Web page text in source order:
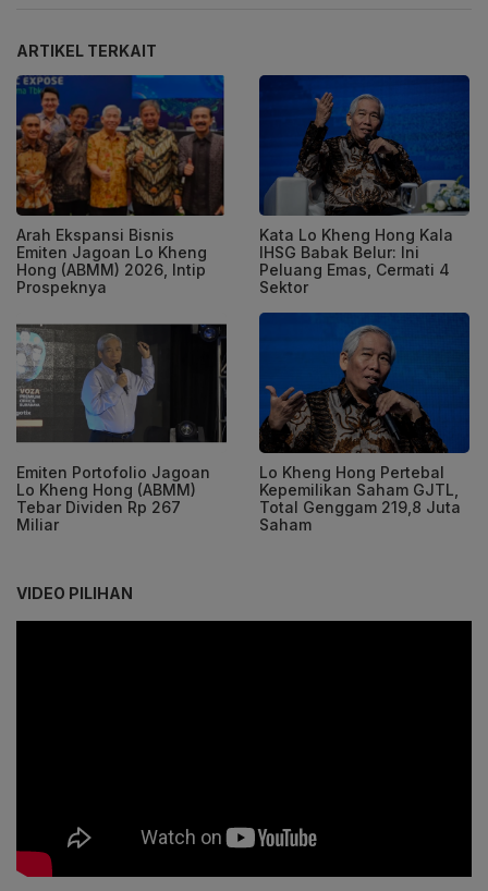
ARTIKEL TERKAIT
Arah Ekspansi Bisnis
Emiten Jagoan Lo Kheng
Hong (ABMM) 2026, Intip
Prospeknya
Kata Lo Kheng Hong Kala
IHSG Babak Belur: Ini
Peluang Emas, Cermati 4
Sektor
Emiten Portofolio Jagoan
Lo Kheng Hong (ABMM)
Tebar Dividen Rp 267
Miliar
Lo Kheng Hong Pertebal
Kepemilikan Saham GJTL,
Total Genggam 219,8 Juta
Saham
VIDEO PILIHAN